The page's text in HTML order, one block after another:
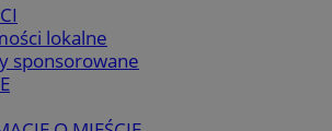
lokalne
sponsorowane